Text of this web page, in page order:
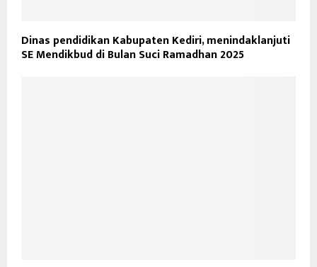
Dinas pendidikan Kabupaten Kediri, menindaklanjuti
SE Mendikbud di Bulan Suci Ramadhan 2025